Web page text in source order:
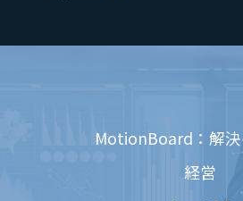
MotionBoard：解
経営